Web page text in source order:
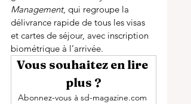
Management, qui regroupe la
délivrance rapide de tous les visas
et cartes de séjour, avec inscription
biométrique à l’arrivée.
Vous souhaitez en lire
plus ?
Abonnez-vous à sd-magazine.com